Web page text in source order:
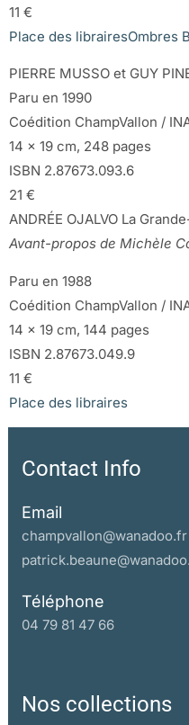
11 €
Place des librairesOmbres
PIERRE MUSSO et GUY
Paru en 1990
Coédition ChampVallon /
14 x 19 cm, 248 pages
ISBN 2.87673.093.6
21 €
ANDRÉE OJALVO La
Avant-propos de Michèle
Paru en 1988
Coédition ChampVallon /
14 x 19 cm, 144 pages
ISBN 2.87673.049.9
11 €
Place des libraires
Contact Info
Email
champvallon@wanadoo.fr
Téléphone
04 79 81 47 66
Nos collections